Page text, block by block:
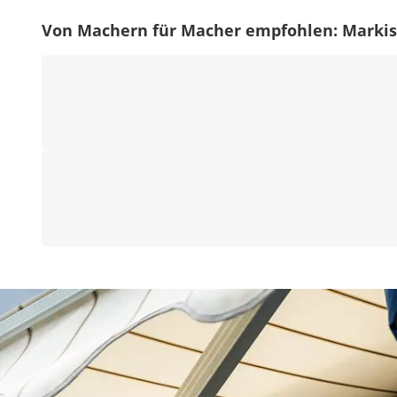
Von Machern für Macher empfohlen: